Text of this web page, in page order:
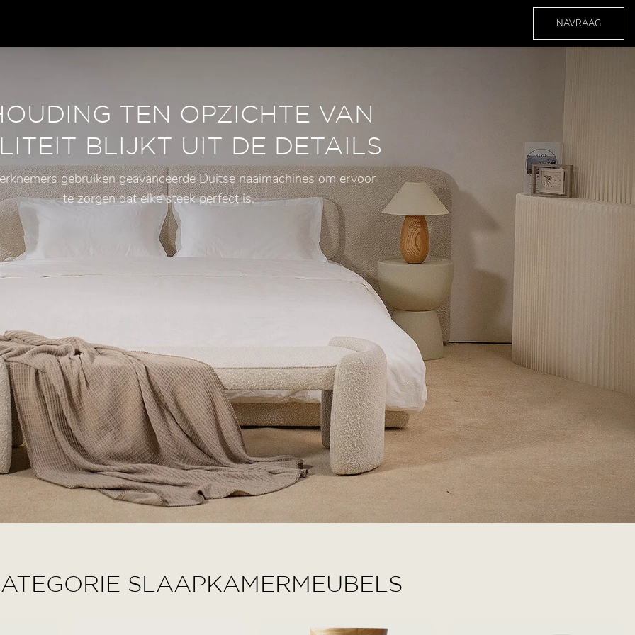
NAVRAAG
TEN OPZICHTE VAN
BLIJKT UIT DE DETAILS
gebruiken geavanceerde Duitse naaimachines om ervoor
te zorgen dat elke steek perfect is.
SLAAPKAMERMEUBELS